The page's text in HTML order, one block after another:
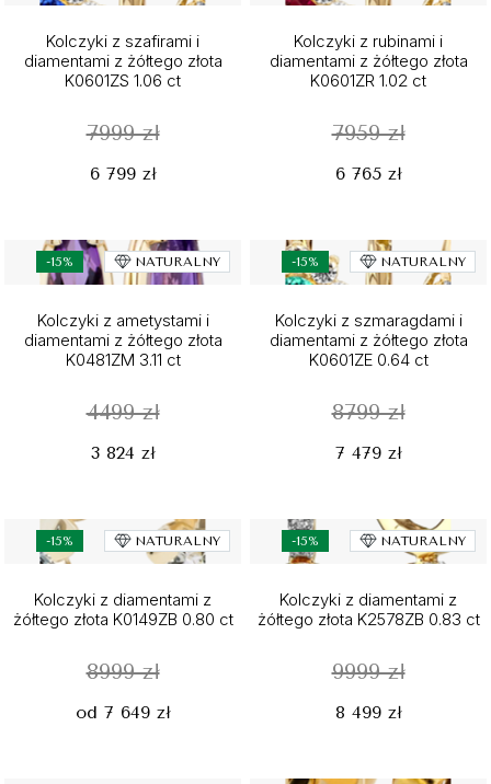
Kolczyki z szafirami i
diamentami z żółtego złota
K0601ZS 1.06 ct
7999 zł
6 799 zł
Kolczyki z rubinami i
diamentami z żółtego złota
K0601ZR 1.02 ct
7959 zł
6 765 zł
-15% NATURALNY
Kolczyki z ametystami i
diamentami z żółtego złota
K0481ZM 3.11 ct
4499 zł
3 824 zł
-15% NATURALNY
Kolczyki z szmaragdami i
diamentami z żółtego złota
K0601ZE 0.64 ct
8799 zł
7 479 zł
-15% NATURALNY
Kolczyki z diamentami z
żółtego złota K0149ZB 0.80 ct
8999 zł
od 7 649 zł
-15% NATURALNY
Kolczyki z diamentami z
żółtego złota K2578ZB 0.83 ct
9999 zł
8 499 zł